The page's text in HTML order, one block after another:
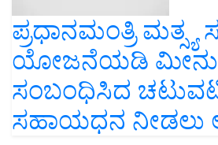
ಪ್ರಧಾನಮಂತ್ರಿ ಮತ್ಸ್ಯ
ಯೋಜನೆಯಡಿ
ಸಂಬಂಧಿಸಿದ
ಸಹಾಯಧನ ನೀಡಲು